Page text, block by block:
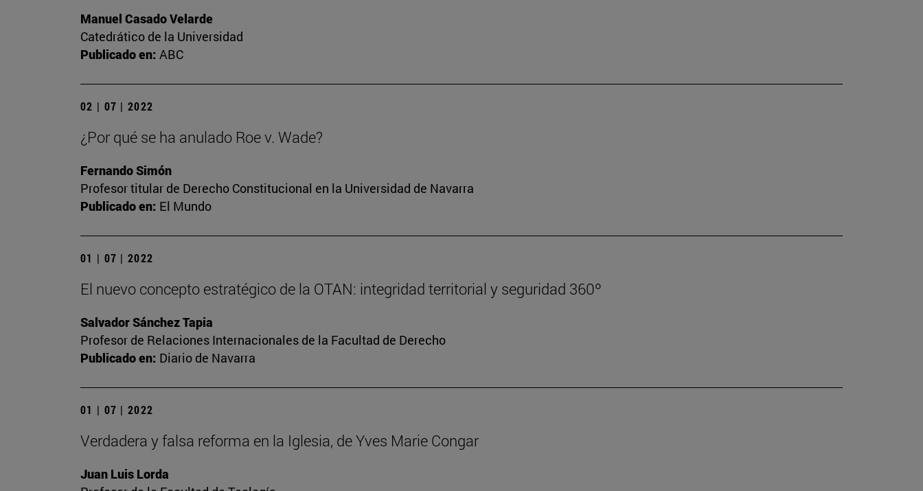
Manuel Casado Velarde
Catedrático de la Universidad
Publicado en: ABC
02 | 07 | 2022
¿Por qué se ha anulado Roe v. Wade?
Fernando Simón
Profesor titular de Derecho Constitucional en la Universidad de Navarra
Publicado en: El Mundo
01 | 07 | 2022
El nuevo concepto estratégico de la OTAN: integridad territorial y seguridad 360º
Salvador Sánchez Tapia
Profesor de Relaciones Internacionales de la Facultad de Derecho
Publicado en: Diario de Navarra
01 | 07 | 2022
Verdadera y falsa reforma en la Iglesia, de Yves Marie Congar
Juan Luis Lorda